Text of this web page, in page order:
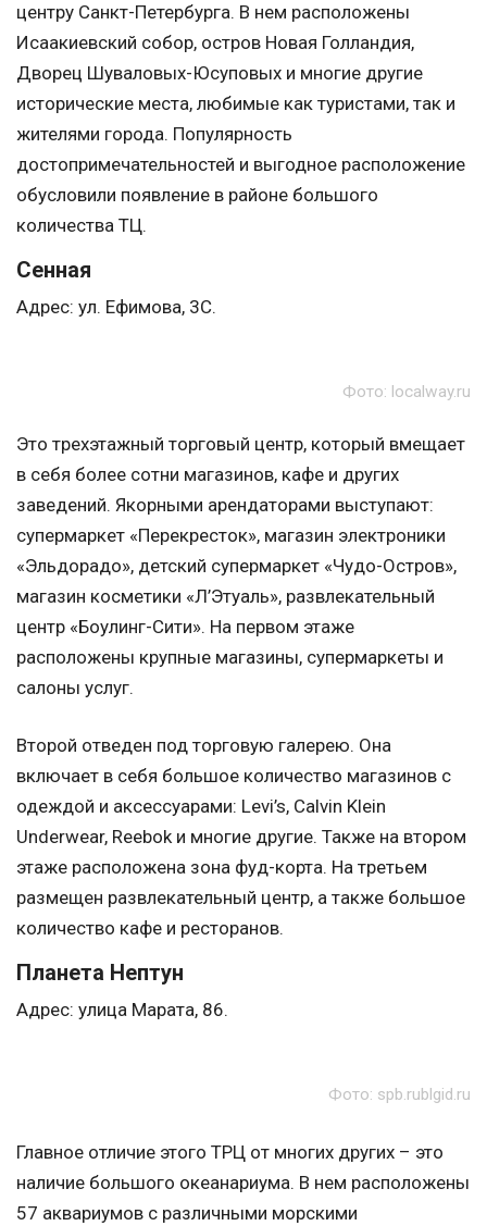
центру Санкт-Петербурга. В нем расположены
Исаакиевский собор, остров Новая Голландия,
Дворец Шуваловых-Юсуповых и многие другие
исторические места, любимые как туристами, так и
жителями города. Популярность
достопримечательностей и выгодное расположение
обусловили появление в районе большого
количества ТЦ.
Сенная
Адрес: ул. Ефимова, 3С.
Фото: localway.ru
Это трехэтажный торговый центр, который вмещает
в себя более сотни магазинов, кафе и других
заведений. Якорными арендаторами выступают:
супермаркет «Перекресток», магазин электроники
«Эльдорадо», детский супермаркет «Чудо-Остров»,
магазин косметики «Л’Этуаль», развлекательный
центр «Боулинг-Сити». На первом этаже
расположены крупные магазины, супермаркеты и
салоны услуг.
Второй отведен под торговую галерею. Она
включает в себя большое количество магазинов с
одеждой и аксессуарами: Levi’s, Calvin Klein
Underwear, Reebok и многие другие. Также на втором
этаже расположена зона фуд-корта. На третьем
размещен развлекательный центр, а также большое
количество кафе и ресторанов.
Планета Нептун
Адрес: улица Марата, 86.
Фото: spb.rublgid.ru
Главное отличие этого ТРЦ от многих других – это
наличие большого океанариума. В нем расположены
57 аквариумов с различными морскими